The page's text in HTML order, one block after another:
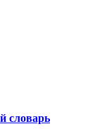
словарь